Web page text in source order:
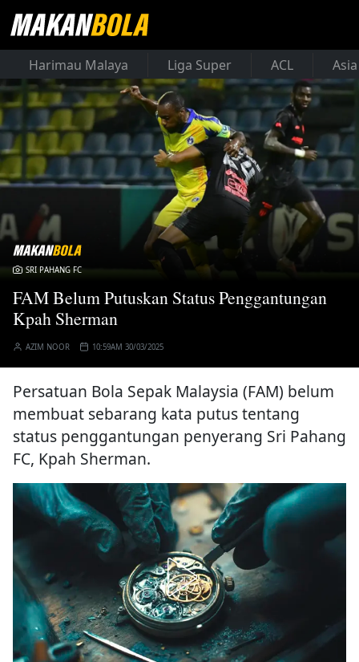
Harimau Malaya Liga Super ACL
SRI PAHANG FC
FAM Belum Putuskan Status Penggantungan
Kpah Sherman
AZIM NOOR 10:59AM 30/03/2025
Persatuan Bola Sepak Malaysia (FAM) belum
membuat sebarang kata putus tentang
status penggantungan penyerang Sri Pahang
FC, Kpah Sherman.